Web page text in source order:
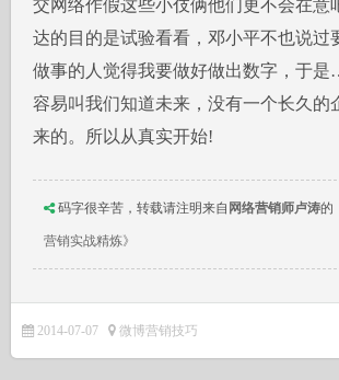
交网络作假这些小伎俩他们更不会在意
达的目的是试验看看，邓小平不也说过
做事的人觉得我要做好做出数字，于
容易叫我们知道未来，没有一个长久的
来的。所以从真实开始!
码字很辛苦，转载请注明来自 网络营销师卢涛的
营销实战精炼》
2014-07-07 微博营销技巧